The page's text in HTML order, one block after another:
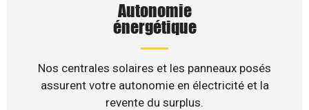
Autonomie
énergétique
Nos centrales solaires et les panneaux posés
assurent votre autonomie en électricité et la
revente du surplus.